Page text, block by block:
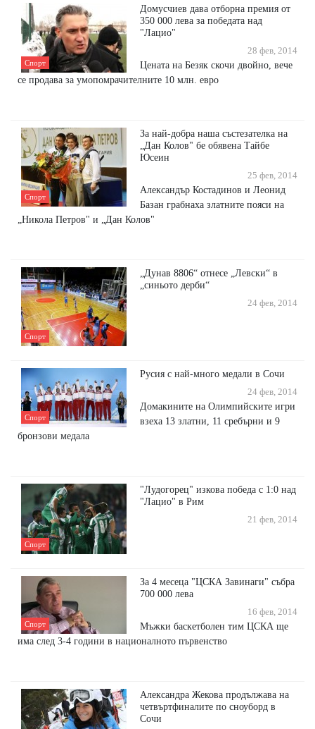
Спорт
Домусчиев дава отборна премия от
350 000 лева за победата над
"Лацио"
28 фев, 2014
Цената на Безяк скочи двойно, вече
се продава за умопомрачителните 10 млн. евро
Спорт
За най-добра наша състезателка на
„Дан Колов" бе обявена Тайбе
Юсеин
25 фев, 2014
Александър Костадинов и Леонид
Базан грабнаха златните пояси на
„Никола Петров" и „Дан Колов"
Спорт
„Дунав 8806“ отнесе „Левски“ в
„синьото дерби“
24 фев, 2014
Спорт
Русия с най-много медали в Сочи
24 фев, 2014
Домакините на Олимпийските игри
взеха 13 златни, 11 сребърни и 9
бронзови медала
Спорт
"Лудогорец" изкова победа с 1:0 над
"Лацио" в Рим
21 фев, 2014
Спорт
За 4 месеца "ЦСКА Завинаги" събра
700 000 лева
16 фев, 2014
Мъжки баскетболен тим ЦСКА ще
има след 3-4 години в националното първенство
Александра Жекова продължава на
четвъртфиналите по сноуборд в
Сочи